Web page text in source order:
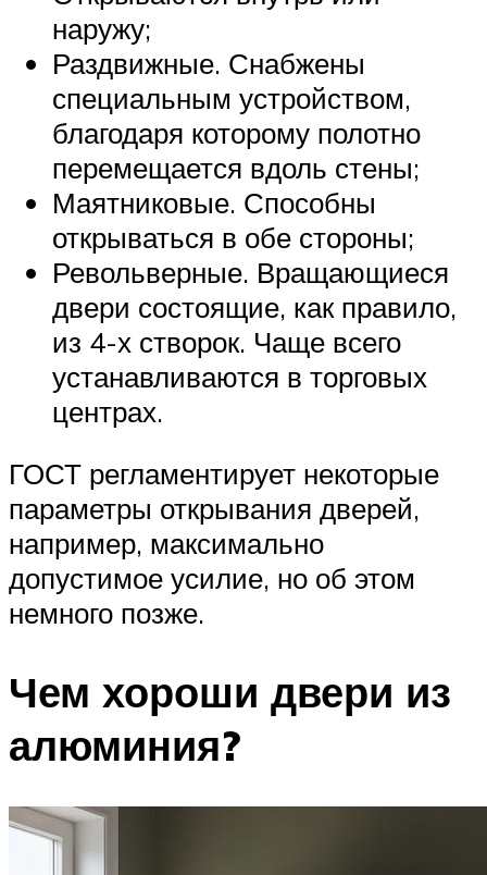
наружу;
Раздвижные. Снабжены
специальным устройством,
благодаря которому полотно
перемещается вдоль стены;
Маятниковые. Способны
открываться в обе стороны;
Револьверные. Вращающиеся
двери состоящие, как правило,
из 4-х створок. Чаще всего
устанавливаются в торговых
центрах.
ГОСТ регламентирует некоторые
параметры открывания дверей,
например, максимально
допустимое усилие, но об этом
немного позже.
Чем хороши двери из
алюминия?